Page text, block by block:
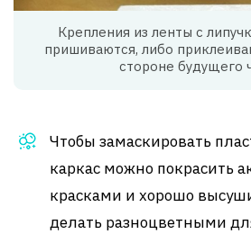
Крепления из ленты с
пришиваются, либо
стороне будущего
Чтобы замаскировать
каркас можно покрасить
красками и хорошо
делать разноцветными